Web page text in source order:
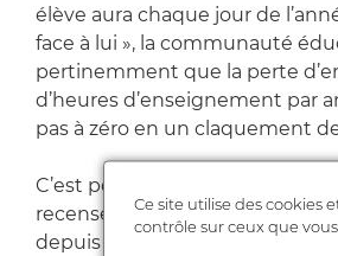
élève aura chaque jour de
face à lui », la communauté
pertinemment que la perte
d’heures d’enseignement par
pas à zéro en un claquement
C’est pourquoi la FCPE poursuit
recensementvia son site
depuis 2009. Avec une mise à
Ce site utilise des cookies
contrôle sur ceux que